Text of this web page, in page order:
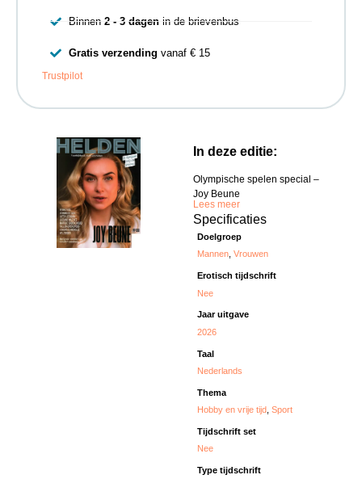
In deze editie:
Olympische spelen special –
Joy Beune
Lees meer
Specificaties
Doelgroep
Mannen,Vrouwen
Erotisch tijdschrift
Nee
Jaar uitgave
2026
Taal
Nederlands
Thema
Hobby en vrije tijd ,Sport
Tijdschrift set
Nee
Type tijdschrift
Binnen 2 - 3 dagenin de brievenbus
Gratis verzending vanaf € 15
Trustpilot